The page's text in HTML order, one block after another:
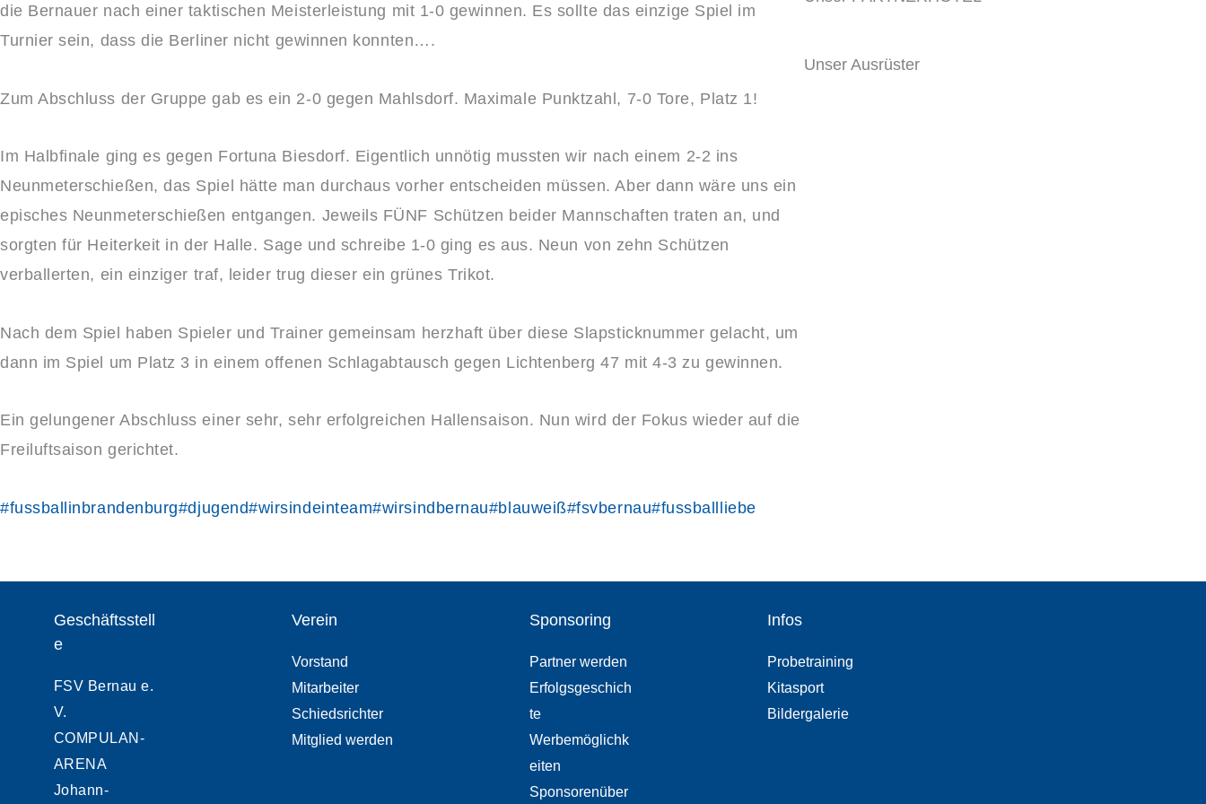
die Bernauer nach einer taktischen Meisterleistung mit 1-0 gewinnen. Es sollte das einzige Spiel im
Turnier sein, dass die Berliner nicht gewinnen konnten….
Zum Abschluss der Gruppe gab es ein 2-0 gegen Mahlsdorf. Maximale Punktzahl, 7-0 Tore, Platz 1!
Im Halbfinale ging es gegen Fortuna Biesdorf. Eigentlich unnötig mussten wir nach einem 2-2 ins
Neunmeterschießen, das Spiel hätte man durchaus vorher entscheiden müssen. Aber dann wäre uns ein
episches Neunmeterschießen entgangen. Jeweils FÜNF Schützen beider Mannschaften traten an, und
sorgten für Heiterkeit in der Halle. Sage und schreibe 1-0 ging es aus. Neun von zehn Schützen
verballerten, ein einziger traf, leider trug dieser ein grünes Trikot.
Nach dem Spiel haben Spieler und Trainer gemeinsam herzhaft über diese Slapsticknummer gelacht, um
dann im Spiel um Platz 3 in einem offenen Schlagabtausch gegen Lichtenberg 47 mit 4-3 zu gewinnen.
Ein gelungener Abschluss einer sehr, sehr erfolgreichen Hallensaison. Nun wird der Fokus wieder auf die
Freiluftsaison gerichtet.
#fussballinbrandenburg#djugend#wirsindeinteam#wirsindbernau#blauweiß#fsvbernau#fussballliebe
Unser Ausrüster
Geschäftsstell
e
FSV Bernau e.
V.
COMPULAN-
ARENA
Johann-
Verein
Vorstand
Mitarbeiter
Schiedsrichter
Mitglied werden
Sponsoring
Partner werden
Erfolgsgeschich
te
Werbemöglichk
eiten
Sponsorenüber
Infos
Probetraining
Kitasport
Bildergalerie